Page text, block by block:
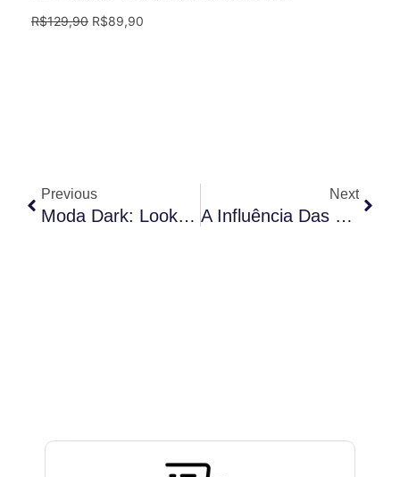
R$129,90 R$89,90
Previous
Moda Dark: Looks Completos Com Produtos Da Caveira Store Para Arrasar Em Qualquer Ocasião
Next
A Influência Das Caveiras Na Cultura Pop: Como Esses Símbolos Se Tornaram Icônicos Na Mídia